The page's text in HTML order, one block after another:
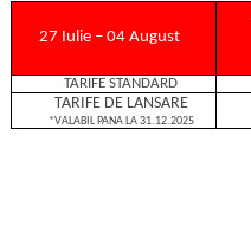
27 Iulie – 04 August
TARIFE STANDARD
TARIFE DE LANSARE
*VALABIL PANA LA 31.12.2025